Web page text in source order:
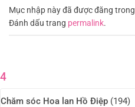
Mục nhập này đã được đăng trong
Đánh dấu trang permalink.
4
Chăm sóc Hoa lan Hồ Điệp (194)